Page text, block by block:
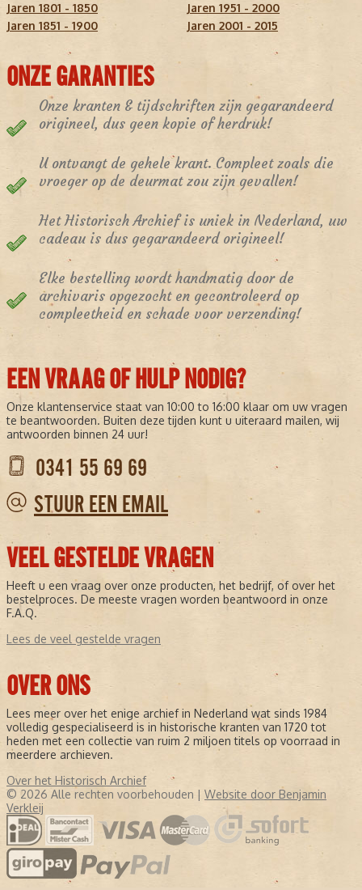
Jaren 1801 - 1850
Jaren 1851 - 1900
Jaren 1951 - 2000
Jaren 2001 - 2015
ONZE GARANTIES
Onze kranten & tijdschriften zijn gegarandeerd
origineel, dus geen kopie of herdruk!
U ontvangt de gehele krant. Compleet zoals die
vroeger op de deurmat zou zijn gevallen!
Het Historisch Archief is uniek in Nederland, uw
cadeau is dus gegarandeerd origineel!
Elke bestelling wordt handmatig door de
archivaris opgezocht en gecontroleerd op
compleetheid en schade voor verzending!
EEN VRAAG OF HULP NODIG?
Onze klantenservice staat van 10:00 to 16:00 klaar om uw vragen
te beantwoorden. Buiten deze tijden kunt u uiteraard mailen, wij
antwoorden binnen 24 uur!
0341 55 69 69
STUUR EEN EMAIL
VEEL GESTELDE VRAGEN
Heeft u een vraag over onze producten, het bedrijf, of over het
bestelproces. De meeste vragen worden beantwoord in onze
F.A.Q.
Lees de veel gestelde vragen
OVER ONS
Lees meer over het enige archief in Nederland wat sinds 1984
volledig gespecialiseerd is in historische kranten van 1720 tot
heden met een collectie van ruim 2 miljoen titels op voorraad in
meerdere archieven.
Over het Historisch Archief
© 2026 Alle rechten voorbehouden | Website door Benjamin
Verkleij